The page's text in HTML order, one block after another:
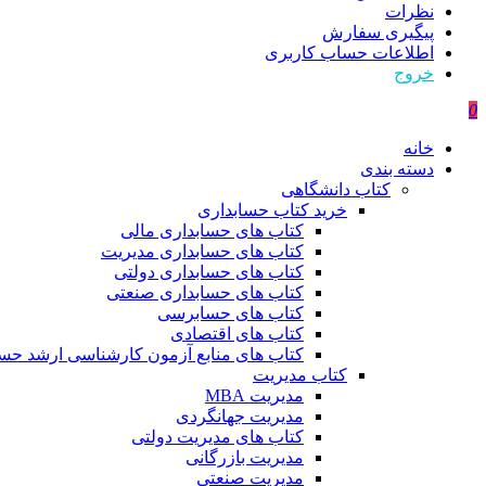
نظرات
پیگیری سفارش
اطلاعات حساب كاربری
خروج
0
خانه
دسته بندی
کتاب دانشگاهی
خرید کتاب حسابداری
کتاب های حسابداری مالی
کتاب های حسابداری مدیریت
کتاب های حسابداری دولتی
کتاب های حسابداری صنعتی
کتاب های حسابرسی
کتاب های اقتصادی
کتاب های منابع آزمون کارشناسی ارشد
کتاب مدیریت
مدیریت MBA
مدیریت جهانگردی
کتاب های مدیریت دولتی
مدیریت بازرگانی
مدیریت صنعتی